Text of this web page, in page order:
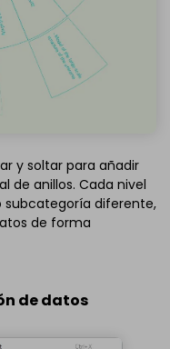
y soltar para añadir
de anillos. Cada nivel
subcategoría diferente,
de forma
de datos